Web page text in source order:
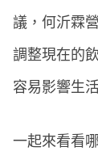
議，何沂霖
調整現在的
容易影響生
一起來看看